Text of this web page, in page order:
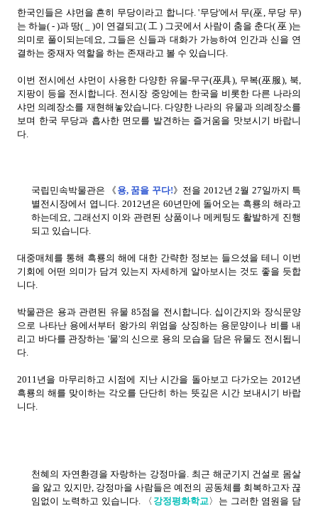
한국인들은 샤먼을 흔히 무당이라고 합니다. '무당'에서 무(巫, 무당 무)
는 하늘( - )과 땅( _ )이 연결되고( 工 ) 그곳에서 사람이 춤을 춘다( 巫 )는
의미로 풀이되는데요, 그들은 신들과 대화가 가능하여 인간과 신을 연
결하는 중재자 역할을 하는 존재라고 볼 수 있습니다.
이번 전시에선 샤먼이 사용한 다양한 유물-무구(巫具), 무복(巫服), 북,
지팡이 등을 전시합니다. 전시장 중앙에는 한국을 비롯한 다른 나라의
샤먼 의례장소를 재현해놓았습니다. 다양한 나라의 유물과 의례장소를
보며 한국 무당과 흡사한 면모를 발견하는 즐거움을 맛보시기 바랍니
다.
국립민속박물관은 《 용, 꿈을 꾸다!》전을 2012년 2월 27일까지 특
별전시장에서 엽니다. 2012년은 60년만에 돌어오는 흑룡의 해라고
하는데요, 그래선지 이와 관련된 상품이나 메케팅도 활발하게 진행
되고 있습니다.
대중매체를 통해 흑룡의 해에 대한 간략한 정보는 들으셨을 테니 이번
기회에 어떤 의미가 담겨 있는지 자세하게 알아보시는 것도 좋을 듯합
니다.
박물관은 용과 관련된 유물 85점을 전시합니다. 십이간지와 장식문양
으로 나타난 용에서부터 왕가의 위엄을 상징하는 용문양이나 비를 내
리고 바다를 관장하는 '물'의 신으로 용의 모습을 담은 유물도 전시됩니
다.
2011년을 마무리하고 시점에 지난 시간을 돌아보고 다가오는 2012년
흑룡의 해를 맞이하는 각오를 단단히 하는 뜻깊은 시간 보내시기 바랍
니다.
천혜의 자연환경을 자랑하는 강정마을. 최근 해군기지 건설로 몸살
을 앓고 있지만, 강정마을 사람들은 예전의 공동체를 회복하고자 끊
임없이 노력하고 있습니다. 〈 강정평화학교〉는 그러한 염원을 담